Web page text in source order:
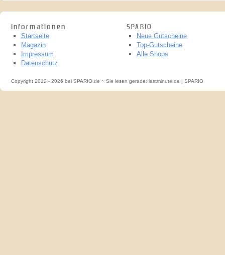
Informationen
Startseite
Magazin
Impressum
Datenschutz
SPARIO
Neue Gutscheine
Top-Gutscheine
Alle Shops
Copyright 2012 - 2026 bei SPARIO.de ~ Sie lesen gerade: lastminute.de | SPARIO